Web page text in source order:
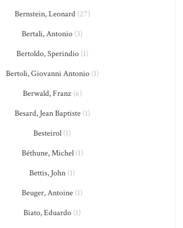
Bernstein, Leonard(27)
Bertali, Antonio (3)
Bertoldo, Sperindio(1)
Bertoli, Giovanni Antonio(1)
Berwald, Franz(6)
Besard, Jean Baptiste(1)
Besteirol (1)
Béthune, Michel(1)
Bettis, John (1)
Beuger, Antoine (1)
Biato, Eduardo (1)